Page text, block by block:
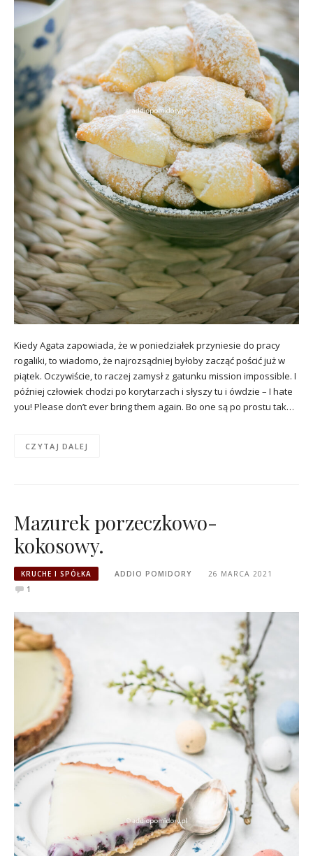
Kiedy Agata zapowiada, że w poniedziałek przyniesie do pracy
rogaliki, to wiadomo, że najrozsądniej byłoby zacząć pościć już w
piątek. Oczywiście, to raczej zamysł z gatunku mission impossible. I
później człowiek chodzi po korytarzach i słyszy tu i ówdzie – I hate
you! Please don’t ever bring them again. Bo one są po prostu tak…
CZYTAJ DALEJ
Mazurek porzeczkowo-
kokosowy.
KRUCHE I SPÓŁKA ADDIO POMIDORY
26 MARCA 2021
1